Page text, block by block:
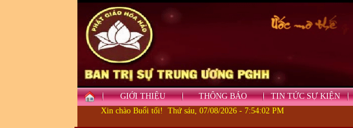
GIỚI THIỆU THÔNG BÁO TIN TỨC SỰ KIỆN
Xin chào Buổi tối! Thứ sáu, 07/08/2026 - 7:54:04 PM
- Những tấm lòng thiện
nguyện vùng biên
- BAN TRỊ SỰ XÃ ĐẠI
PHƯỚC TỈNH ĐỒNG NAI
TIẾP SỨC ĐẾN TRƯỜNG